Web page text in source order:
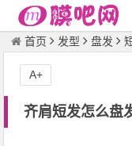
首页 发型 盘发
齐肩短发怎么盘
A+